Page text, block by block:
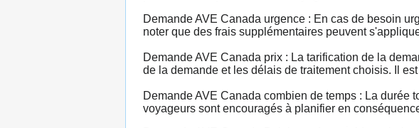
Demande AVE Canada urgence : En cas de besoin
noter que des frais supplémentaires peuvent
Demande AVE Canada prix : La tarification de la
de la demande et les délais de traitement choisis. Il
Demande AVE Canada combien de temps : La
voyageurs sont encouragés à planifier en